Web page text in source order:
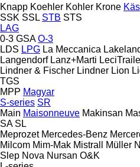
Knapp Koehler Kohler Krone
SSK SSL STB STS
LAG
0-3 GSA O-3
LDS LPG La Meccanica
Langendorf Lanz+Marti
Lindner & Fischer Lindner Lion
TGS
MPP Magyar
S-series SR
Main Maisonneuve Makinsan
SA SL
Meprozet Mercedes-Benz
Milcom Mim-Mak Mistrall Müller
Slep Nova Nursan O&K